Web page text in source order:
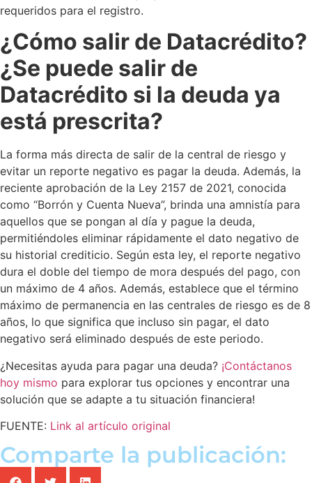
requeridos para el registro.
¿Cómo salir de Datacrédito?
¿Se puede salir de
Datacrédito si la deuda ya
está prescrita?
La forma más directa de salir de la central de riesgo y
evitar un reporte negativo es pagar la deuda. Además, la
reciente aprobación de la Ley 2157 de 2021, conocida
como “Borrón y Cuenta Nueva”, brinda una amnistía para
aquellos que se pongan al día y pague la deuda,
permitiéndoles eliminar rápidamente el dato negativo de
su historial crediticio. Según esta ley, el reporte negativo
dura el doble del tiempo de mora después del pago, con
un máximo de 4 años. Además, establece que el término
máximo de permanencia en las centrales de riesgo es de 8
años, lo que significa que incluso sin pagar, el dato
negativo será eliminado después de este periodo.
¿Necesitas ayuda para pagar una deuda? ¡Contáctanos
hoy mismo para explorar tus opciones y encontrar una
solución que se adapte a tu situación financiera!
FUENTE: Link al artículo original
Comparte la publicación: